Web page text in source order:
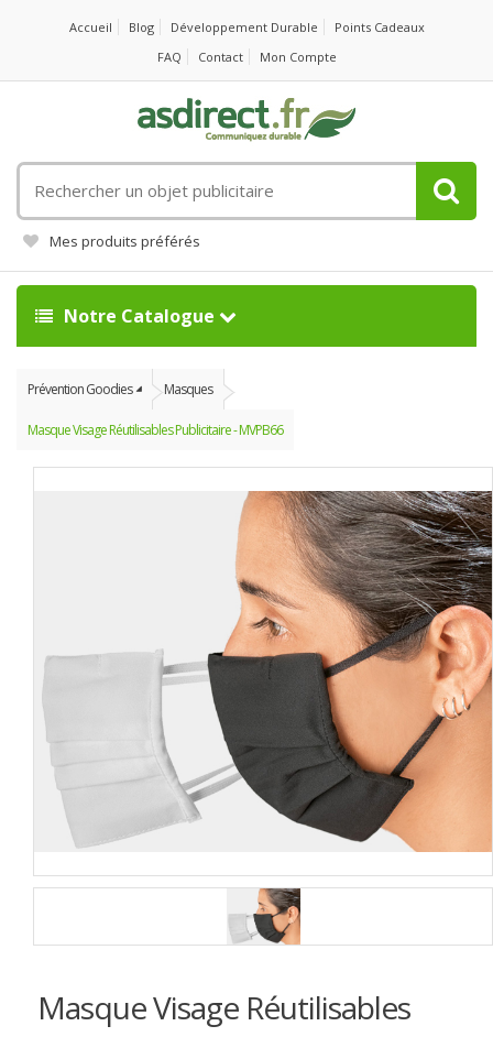
Accueil Blog Développement Durable
Points Cadeaux
FAQ
Contact Mon Compte
un
objet
publicitaire
Mes produits préférés
Notre Catalogue
Prévention Goodies Masques
Masque Visage Réutilisables Publicitaire - MVPB66
Masque Visage Réutilisables